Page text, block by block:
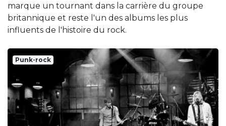
marque un tournant dans la carrière du groupe
britannique et reste l'un des albums les plus
influents de l'histoire du rock.
Punk-rock